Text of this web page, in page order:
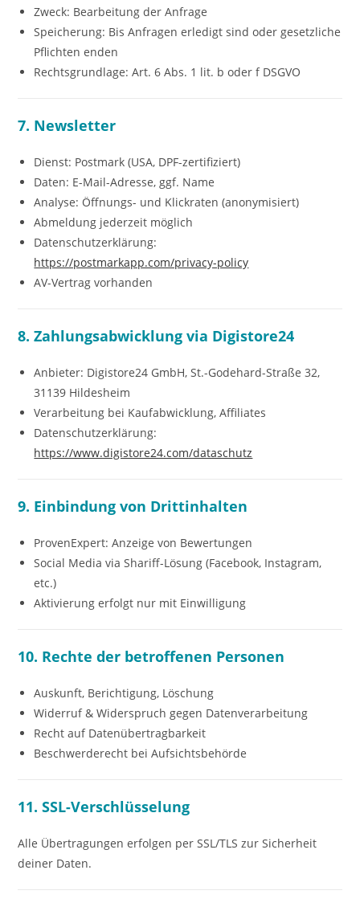
Zweck: Bearbeitung der Anfrage
Speicherung: Bis Anfragen erledigt sind oder gesetzliche
Pflichten enden
Rechtsgrundlage: Art. 6 Abs. 1 lit. b oder f DSGVO
7. Newsletter
Dienst: Postmark (USA, DPF-zertifiziert)
Daten: E-Mail-Adresse, ggf. Name
Analyse: Öffnungs- und Klickraten (anonymisiert)
Abmeldung jederzeit möglich
Datenschutzerklärung:
https://postmarkapp.com/privacy-policy
AV-Vertrag vorhanden
8. Zahlungsabwicklung via Digistore24
Anbieter: Digistore24 GmbH, St.-Godehard-Straße 32,
31139 Hildesheim
Verarbeitung bei Kaufabwicklung, Affiliates
Datenschutzerklärung:
https://www.digistore24.com/dataschutz
9. Einbindung von Drittinhalten
ProvenExpert: Anzeige von Bewertungen
Social Media via Shariff-Lösung (Facebook, Instagram,
etc.)
Aktivierung erfolgt nur mit Einwilligung
10. Rechte der betroffenen Personen
Auskunft, Berichtigung, Löschung
Widerruf & Widerspruch gegen Datenverarbeitung
Recht auf Datenübertragbarkeit
Beschwerderecht bei Aufsichtsbehörde
11. SSL-Verschlüsselung
Alle Übertragungen erfolgen per SSL/TLS zur Sicherheit
deiner Daten.